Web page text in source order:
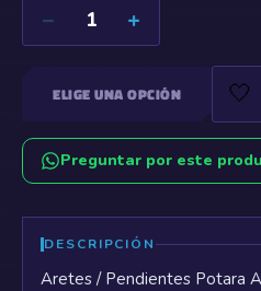
− 1 +
ELIGE UNA OPCIÓN 🤍
Preguntar por este
DESCRIPCIÓN
Aretes / Pendientes Potara